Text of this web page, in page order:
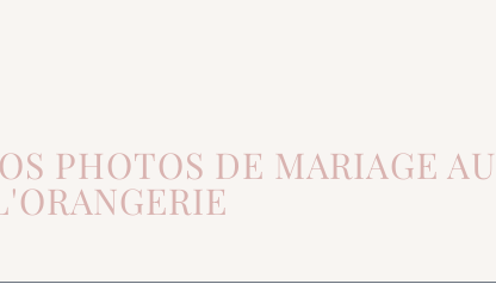
PHOTOS DE MARIAGE